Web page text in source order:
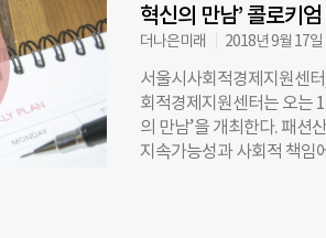
혁신의 만남’ 콜로키
더나은미래 2018년 9월 17일
서울시사회적경제지원센
회적경제지원센터는 오는
의 만남’을 개최한다. 패션
지속가능성과 사회적 책임